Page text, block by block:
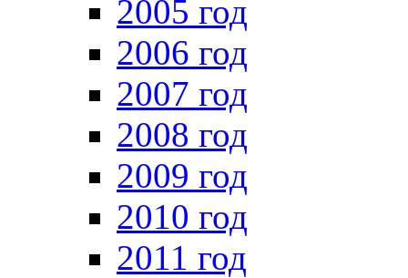
2005 год
2006 год
2007 год
2008 год
2009 год
2010 год
2011 год